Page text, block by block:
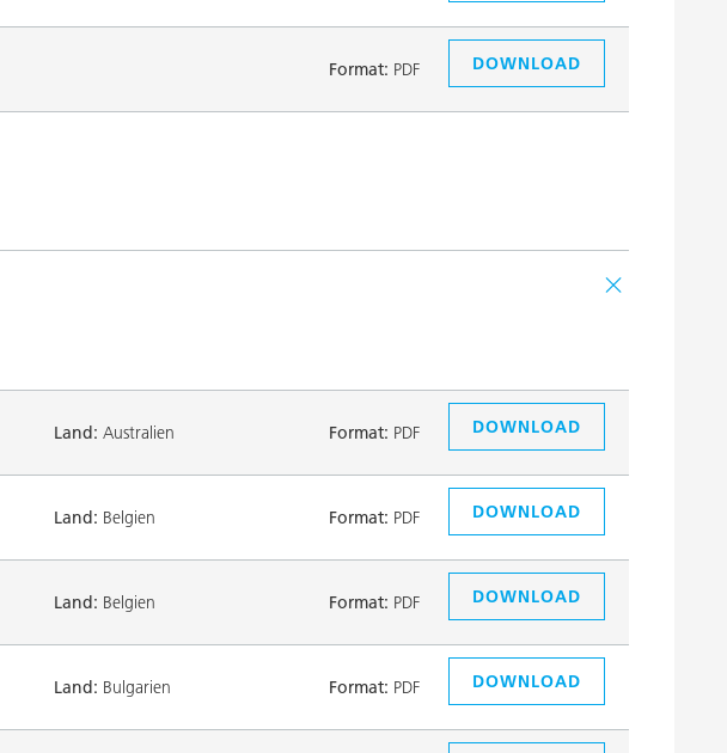
Format: PDF DOWNLOAD
Land: Australien Format: PDF DOWNLOAD
Land: Belgien Format: PDF DOWNLOAD
Land: Belgien Format: PDF DOWNLOAD
Land: Bulgarien Format: PDF DOWNLOAD